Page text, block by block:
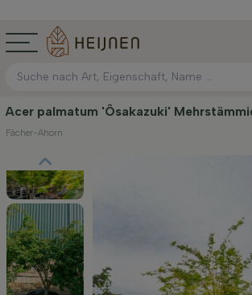
Acer palmatum 'Ôsakazuki'
Fächer-Ahorn